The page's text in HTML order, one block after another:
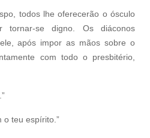
todos lhe oferecerão o ósculo
tornar-se digno. Os diáconos
após impor as mãos sobre o
com todo o presbitério,
o teu espírito.”